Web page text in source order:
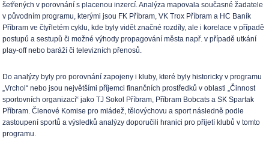
šetřených v porovnání s placenou inzercí. Analýza mapovala současné žadatele
v původním programu, kterými jsou FK Příbram, VK Trox Příbram a HC Baník
Příbram ve čtyřletém cyklu, kde byly vidět značné rozdíly, ale i korelace v případě
postupů a sestupů či možné výhody propagování města např. v případě utkání
play-off nebo baráží či televizních přenosů.
Do analýzy byly pro porovnání zapojeny i kluby, které byly historicky v programu
„Vrchol“ nebo jsou největšími příjemci finančních prostředků v oblasti „Činnost
sportovních organizací“ jako TJ Sokol Příbram, Příbram Bobcats a SK Spartak
Příbram. Členové Komise pro mládež, tělovýchovu a sport následně podle
zastoupení sportů a výsledků analýzy doporučili hranici pro přijetí klubů v tomto
programu.